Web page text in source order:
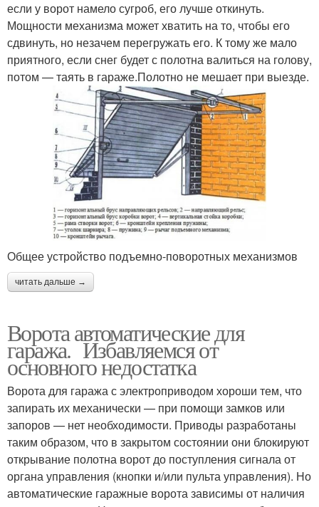
если у ворот намело сугроб, его лучше откинуть.
Мощности механизма может хватить на то, чтобы его
сдвинуть, но незачем перегружать его. К тому же мало
приятного, если снег будет с полотна валиться на голову,
потом — таять в гараже.Полотно не мешает при выезде.
Общее устройство подъемно-поворотных механизмов
читать дальше →
Ворота автоматические для
гаража. Избавляемся от
основного недостатка
Ворота для гаража с электроприводом хороши тем, что
запирать их механически — при помощи замков или
запоров — нет необходимости. Приводы разработаны
таким образом, что в закрытом состоянии они блокируют
открывание полотна ворот до поступления сигнала от
органа управления (кнопки и/или пульта управления). Но
автоматические гаражные ворота зависимы от наличия